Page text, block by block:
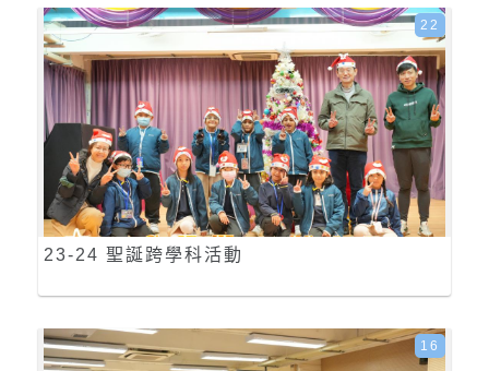
23-24 聖誕跨學科活動
22
16